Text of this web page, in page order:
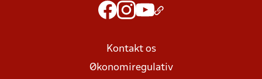
Kontakt os
Økonomiregulativ